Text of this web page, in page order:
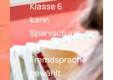
Klasse 6
kann
Spanisch als
zweite
Fremdsprache
gewählt